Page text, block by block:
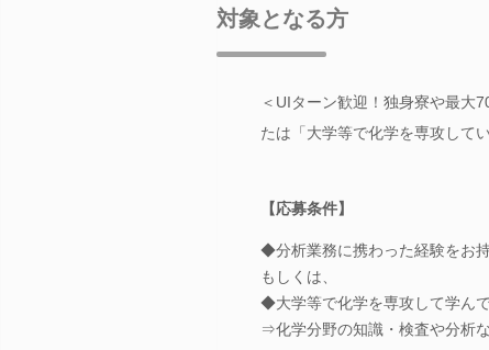
対象となる方
＜UIターン歓迎！独身寮や最大
たは「大学等で化学を専攻してい
【応募条件】
◆分析業務に携わった経験をお
もしくは、
◆大学等で化学を専攻して学ん
⇒化学分野の知識・検査や分析